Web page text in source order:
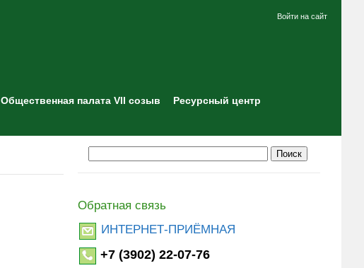
Войти на сайт
Общественная палата VII созыв
Ресурсный центр
Обратная связь
ИНТЕРНЕТ-ПРИЁМНАЯ
+7 (3902) 22-07-76